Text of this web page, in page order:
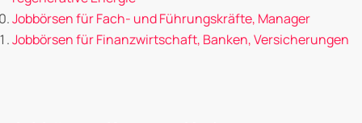
Jobbörsen für Fach- und Führungskräfte, Manager
Jobbörsen für Finanzwirtschaft, Banken, Versicherungen